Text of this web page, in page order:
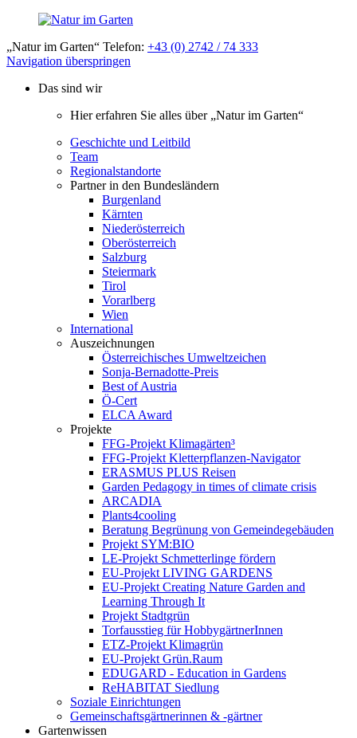
„Natur im Garten“ Telefon: +43 (0) 2742 / 74 333
Navigation überspringen
Das sind wir
Hier erfahren Sie alles über „Natur im Garten“
Geschichte und Leitbild
Team
Regionalstandorte
Partner in den Bundesländern
Burgenland
Kärnten
Niederösterreich
Oberösterreich
Salzburg
Steiermark
Tirol
Vorarlberg
Wien
International
Auszeichnungen
Österreichisches Umweltzeichen
Sonja-Bernadotte-Preis
Best of Austria
Ö-Cert
ELCA Award
Projekte
FFG-Projekt Klimagärten³
FFG-Projekt Kletterpflanzen-Navigator
ERASMUS PLUS Reisen
Garden Pedagogy in times of climate crisis
ARCADIA
Plants4cooling
Beratung Begrünung von Gemeindegebäuden
Projekt SYM:BIO
LE-Projekt Schmetterlinge fördern
EU-Projekt LIVING GARDENS
EU-Projekt Creating Nature Garden and
Learning Through It
Projekt Stadtgrün
Torfausstieg für HobbygärtnerInnen
ETZ-Projekt Klimagrün
EU-Projekt Grün.Raum
EDUGARD - Education in Gardens
ReHABITAT Siedlung
Soziale Einrichtungen
Gemeinschaftsgärtnerinnen & -gärtner
Gartenwissen